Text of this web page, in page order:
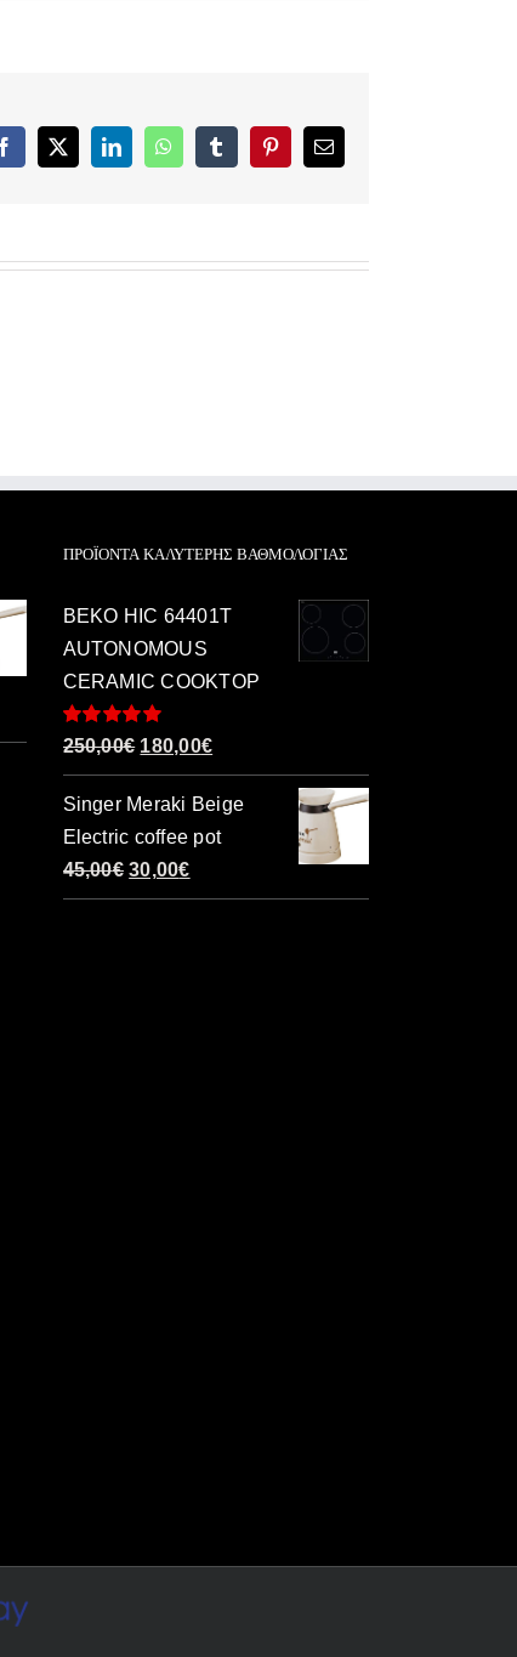
Facebook
X LinkedInWhatsAppTumblrPinterestEmail
ΠΡΟΪΌΝΤΑ ΚΑΛΎΤΕΡΗΣ ΒΑΘΜΟΛΟΓΊΑΣ
BEKO HIC 64401T
AUTONOMOUS
CERAMIC COOKTOP
Βαθμολογήθηκε
250,00€ Original
price
was:
250,00€.
180,00€Η
τρέχουσα
τιμή
είναι:
Singer Meraki Beige
Electric coffee pot
45,00€ Original
price
30,00€Η
τρέχουσα